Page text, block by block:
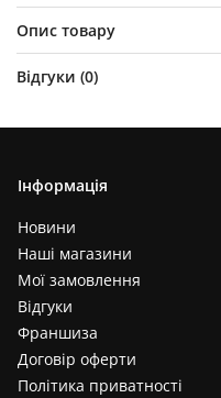
Опис товару
Відгуки (0)
Інформація
Новини
Наші магазини
Мої замовлення
Відгуки
Франшиза
Договір оферти
Політика приватності